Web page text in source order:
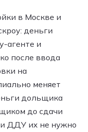
в Москве и
деньги
агенте и
после ввода
на
меняет
дольщика
до сдачи
ДДУ их не нужно